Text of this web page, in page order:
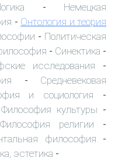
- Немецкая
- Онтология и теория
- Политическая
- Синектика -
исследования -
- Средневековая
и социология -
Философия культуры -
Философия религии -
философия -
эстетика -